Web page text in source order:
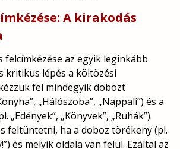
A kirakodás
az egyik leginkább
kritikus lépés a költözési
fel mindegyik dobozt
„Hálószoba”, „Nappali”) és a
„Könyvek”, „Ruhák”).
feltüntetni, ha a doboz törékeny (pl.
és melyik oldala van felül. Ezáltal az